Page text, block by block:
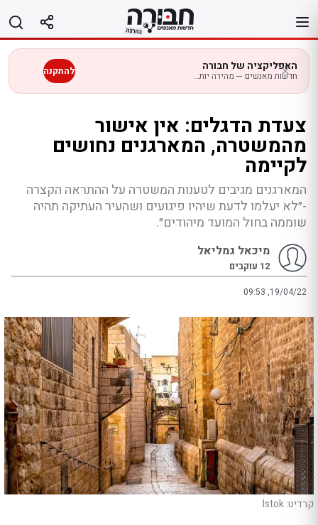
לתוכן
האפליקציה של חבורה
חדשות מאנשים — מהירה יותר בנייד להתקנה
צעדת הדגלים: אין אישור
מהמשטרה, המארגנים נחושים
לקיימה
המארגנים מגיבים לטענות המשטרה על ההתראה הקצרה
-״לא יעלמו לדעת שיהיו פיגועים ושהעיר העתיקה תהיה
שוממה בחול המועד מיהודים״.
מיכאל גמליאל
12 עוקבים
09:53 ,19/04/22
קרדיט: Istok